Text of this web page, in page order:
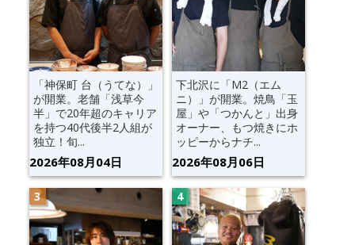
「神保町 台（うてな）」
が開業。老舗「浅草今
半」で20年超のキャリア
を持つ40代後半2人組が
独立！旬...
2026年08月04日
下北沢に「M2（エム
ニ）」が開業。焼鳥「玉
屋」や「つかんと」出身
オーナー、もつ焼きにホ
ッピーからナチ...
2026年08月06日